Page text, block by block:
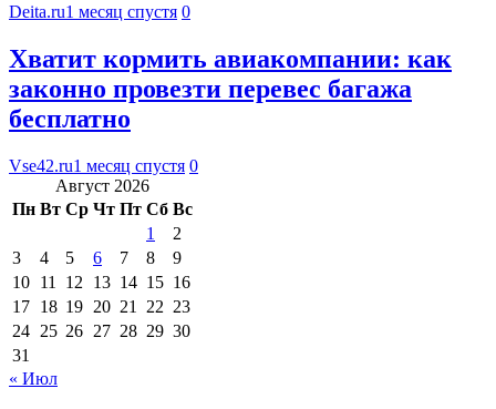
Deita.ru1 месяц спустя 0
Хватит кормить авиакомпании: как
законно провезти перевес багажа
бесплатно
Vse42.ru1 месяц спустя 0
Август 2026
Пн Вт Ср Чт Пт Сб Вс
1
2
3
4 5 6 7 8
9
10 11 12 13 14 15 16
17 18 19 20 21 22 23
24 25 26 27 28 29 30
31
« Июл